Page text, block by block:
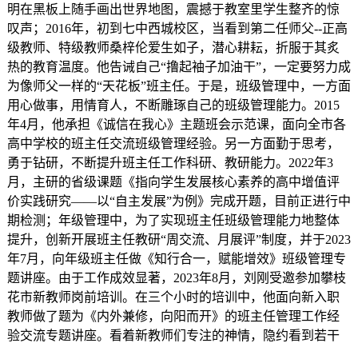
明在黑板上随手画出世界地图，震撼于教室里学生整齐的惊
叹声；2016年，初到七中西城校区，当看到第二任师父--正高
级教师、特级教师桑梓伦爱生如子，潜心耕耘，折服于其炙
热的教育温度。他告诫自己“撸起袖子加油干”，一定要努力成
为像师父一样的“天花板”班主任。于是，班级管理中，一方面
用心做事，用情育人，不断雕琢自己的班级管理能力。2015
年4月，他承担《诚信在我心》主题班会示范课，面向全市各
高中学校的班主任交流班级管理经验。另一方面勤于思考，
勇于钻研，不断提升班主任工作科研、教研能力。2022年3
月，主研的省级课题《指向学生发展核心素养的高中增值评
价实践研究——以“自主发展”为例》完成开题，目前正进行中
期检测；年级管理中，为了实现班主任班级管理能力地整体
提升，创新开展班主任教研“周交流、月展评”制度，并于2023
年7月，向年级班主任做《知行合一，赋能增效》班级管理专
题讲座。由于工作成效显著，2023年8月，刘刚受邀参加攀枝
花市新教师岗前培训。在三个小时的培训中，他面向新入职
教师做了题为《内外兼修，向阳而开》的班主任管理工作经
验交流专题讲座。看着新教师们专注的神情，隐约看到若干